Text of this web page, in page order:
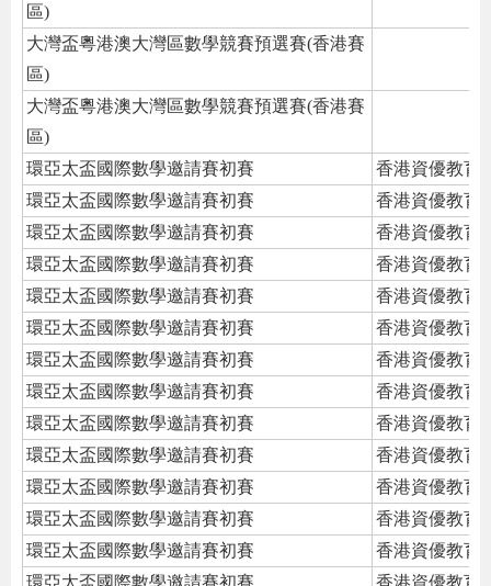
區)
大灣盃粵港澳大灣區數學競賽預選賽(香港賽
區)
大灣盃粵港澳大灣區數學競賽預選賽(香港賽
區)
環亞太盃國際數學邀請賽初賽
香港資優教育
環亞太盃國際數學邀請賽初賽
香港資優教育
環亞太盃國際數學邀請賽初賽
香港資優教育
環亞太盃國際數學邀請賽初賽
香港資優教育
環亞太盃國際數學邀請賽初賽
香港資優教育
環亞太盃國際數學邀請賽初賽
香港資優教育
環亞太盃國際數學邀請賽初賽
香港資優教育
環亞太盃國際數學邀請賽初賽
香港資優教育
環亞太盃國際數學邀請賽初賽
香港資優教育
環亞太盃國際數學邀請賽初賽
香港資優教育
環亞太盃國際數學邀請賽初賽
香港資優教育
環亞太盃國際數學邀請賽初賽
香港資優教育
環亞太盃國際數學邀請賽初賽
香港資優教育
環亞太盃國際數學邀請賽初賽
香港資優教育